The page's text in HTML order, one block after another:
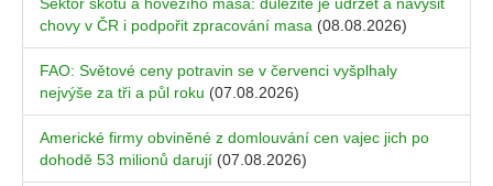
Sektor skotu a hovězího masa: důležité je udržet a navýšit
chovy v ČR i podpořit zpracování masa (08.08.2026)
FAO: Světové ceny potravin se v červenci vyšplhaly
nejvýše za tři a půl roku (07.08.2026)
Americké firmy obviněné z domlouvání cen vajec jich po
dohodě 53 milionů darují (07.08.2026)